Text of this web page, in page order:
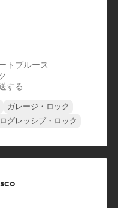
ト ブルース
する
ガレージ・ロック
グレッシブ・ロック